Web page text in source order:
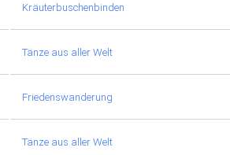
Kräuterbuschenbinden
Tänze aus aller Welt
Friedenswanderung
Tänze aus aller Welt